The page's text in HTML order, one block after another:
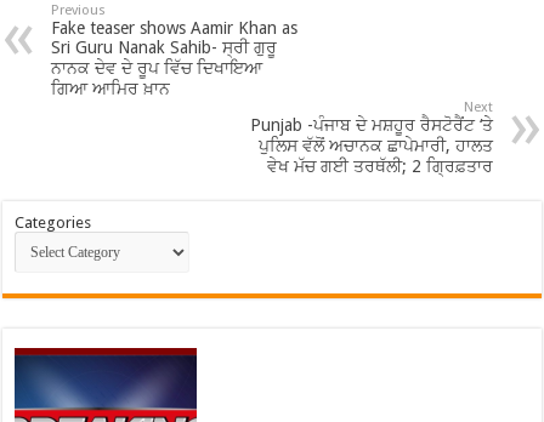
Previous
Fake teaser shows Aamir Khan as
Sri Guru Nanak Sahib- ਸ੍ਰੀ ਗੁਰੂ
ਨਾਨਕ ਦੇਵ ਦੇ ਰੂਪ ਵਿੱਚ ਦਿਖਾਇਆ
ਗਿਆ ਆਮਿਰ ਖ਼ਾਨ
Next
Punjab -ਪੰਜਾਬ ਦੇ ਮਸ਼ਹੂਰ ਰੈਸਟੋਰੈਂਟ ‘ਤੇ
ਪੁਲਿਸ ਵੱਲੋਂ ਅਚਾਨਕ ਛਾਪੇਮਾਰੀ, ਹਾਲਤ
ਵੇਖ ਮੱਚ ਗਈ ਤਰਥੱਲੀ; 2 ਗ੍ਰਿਫ਼ਤਾਰ
Categories